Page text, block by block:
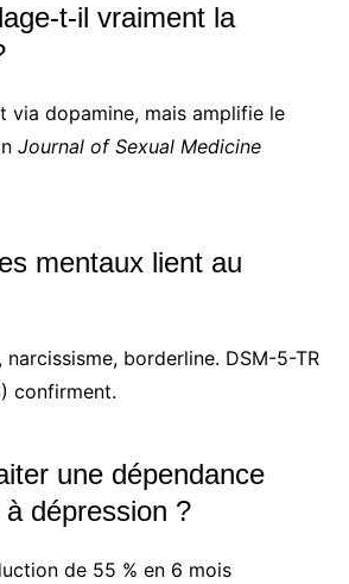
t-il vraiment la
via dopamine, mais amplifie le
Journal of Sexual Medicine
mentaux lient au
narcissisme, borderline. DSM-5-TR
confirment.
une dépendance
dépression ?
de 55 % en 6 mois